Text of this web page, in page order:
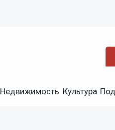
Недвижимость Культура